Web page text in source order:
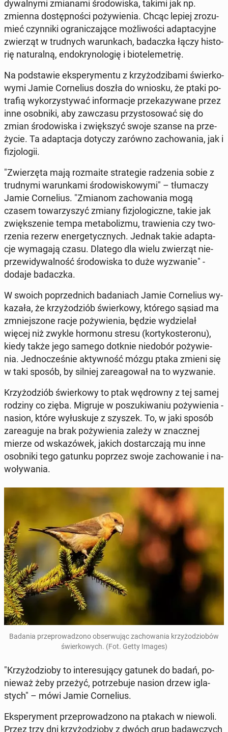
dy­wal­ny­mi zmia­na­mi śro­do­wi­ska, takimi jak np.
zmienna do­stęp­no­ści po­ży­wie­nia. Chcąc lepiej zro­zu­
mieć czyn­ni­ki ogra­ni­cza­ją­ce moż­li­wo­ści ad­ap­ta­cyj­ne
zwie­rząt w trud­nych wa­run­kach, ba­dacz­ka łączy hi­sto­
rię na­tu­ral­ną, en­do­kry­no­lo­gię i bio­te­le­me­trię.
Na pod­sta­wie eks­pe­ry­men­tu z krzy­żo­dzi­ba­mi świer­ko­
wy­mi Jamie Cor­ne­lius doszła do wniosku, że ptaki po­
tra­fią wy­ko­rzy­sty­wać in­for­ma­cje prze­ka­zy­wa­ne przez
inne osob­ni­ki, aby za­wcza­su przy­sto­so­wać się do
zmian śro­do­wi­ska i zwięk­szyć swoje szanse na prze­
ży­cie. Ta ad­ap­ta­cja dotyczy zarówno za­cho­wa­nia, jak i
fi­zjo­lo­gii.
"Zwie­rzę­ta mają roz­ma­ite stra­te­gie ra­dze­nia sobie z
trud­ny­mi wa­run­ka­mi śro­do­wi­sko­wy­mi" – tłu­ma­czy
Jamie Cor­ne­lius. "Zmianom za­cho­wa­nia mogą
czasem to­wa­rzy­szyć zmiany fi­zjo­lo­gicz­ne, takie jak
zwięk­sze­nie tempa me­ta­bo­li­zmu, tra­wie­nia czy two­
rze­nia rezerw ener­ge­tycz­nych. Jednak takie ad­ap­ta­
cje wy­ma­ga­ją czasu. Dlatego dla wielu zwie­rząt nie­
prze­wi­dy­wal­ność śro­do­wi­ska to duże wy­zwa­nie" -
dodaje ba­dacz­ka.
W swoich po­przed­nich ba­da­niach Jamie Cor­ne­lius wy­
ka­za­ła, że krzy­żo­dziób świer­ko­wy, którego sąsiad ma
zmniej­szo­ne racje po­ży­wie­nia, będzie wy­dzie­lał
więcej niż zwykle hormonu stresu (kor­ty­ko­ste­ro­nu),
kiedy także jego samego dotknie nie­do­bór po­ży­wie­
nia. Jed­no­cze­śnie ak­tyw­ność mózgu ptaka zmieni się
w taki sposób, by silniej za­re­ago­wał na to wy­zwa­nie.
Krzy­żo­dziób świer­ko­wy to ptak wę­drow­ny z tej samej
rodziny co zięba. Migruje w po­szu­ki­wa­niu po­ży­wie­nia -
nasion, które wy­łu­sku­je z szyszek. To, w jaki sposób
za­re­agu­je na brak po­ży­wie­nia zależy w znacz­nej
mierze od wska­zó­wek, jakich do­star­cza­ją mu inne
osob­ni­ki tego gatunku poprzez swoje za­cho­wa­nie i na­
wo­ły­wa­nia.
Badania prze­pro­wa­dzo­no ob­ser­wu­jąc za­cho­wa­nia krzy­żo­dzio­bów
świer­ko­wych. (Fot. Getty Images)
"Krzy­żo­dzio­by to in­te­re­su­ją­cy gatunek do badań, po­
nie­waż żeby przeżyć, po­trze­bu­je nasion drzew igla­
stych" – mówi Jamie Cor­ne­lius.
Eks­pe­ry­ment prze­pro­wa­dzo­no na ptakach w niewoli.
Przez trzy dni krzy­żo­dzio­by z dwóch grup ba­daw­czych